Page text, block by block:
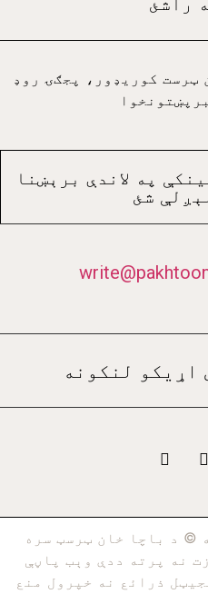
ټرست کوريډور، پجګۍ روډ
په لاندې برېښنا
شئ
اړيکو لنکونه
© د باچا خان ټرسټ سره
نه پرته ددې وېب پاڼې
ذرائع نه خپرول منع